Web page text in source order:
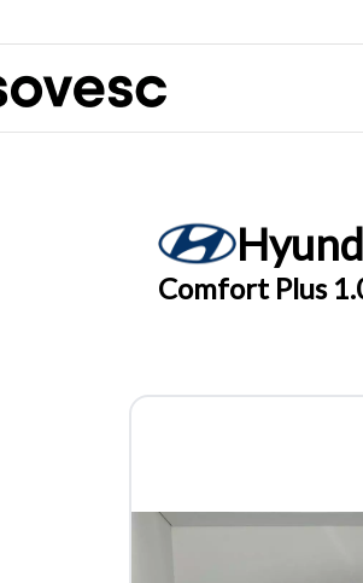
Comfort Plus